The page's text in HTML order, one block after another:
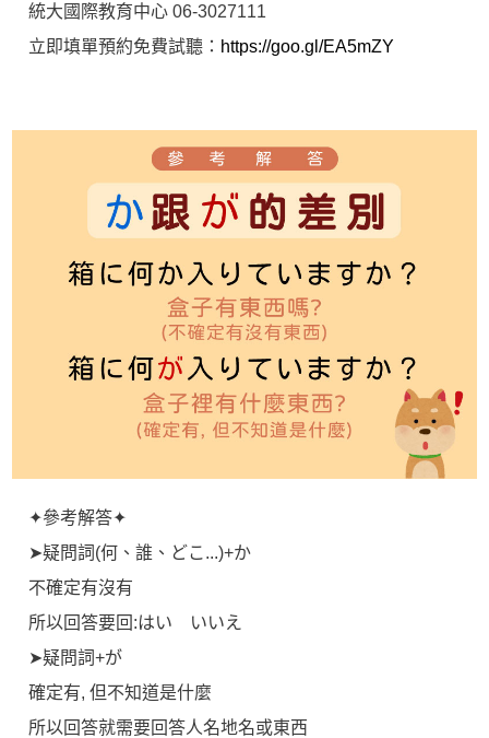
統大國際教育中心 06-3027111
立即填單預約免費試聽： https://goo.gl/EA5mZY
✦參考解答✦
➤疑問詞(何、誰、どこ...)+か
不確定有沒有
所以回答要回:はい いいえ
➤疑問詞+が
確定有, 但不知道是什麼
所以回答就需要回答人名地名或東西